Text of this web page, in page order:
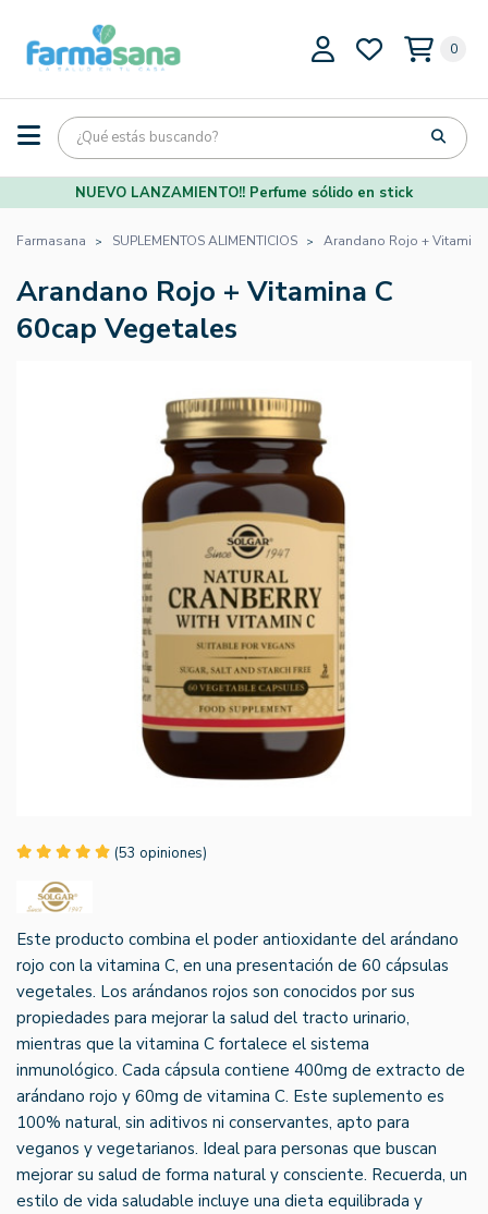
0
NUEVO LANZAMIENTO!! Perfume sólido en stick
Farmasana SUPLEMENTOS ALIMENTICIOS Arandano Rojo +
Arandano Rojo + Vitamina C
60cap Vegetales
(53 opiniones)
Este producto combina el poder antioxidante del arándano
rojo con la vitamina C, en una presentación de 60 cápsulas
vegetales. Los arándanos rojos son conocidos por sus
propiedades para mejorar la salud del tracto urinario,
mientras que la vitamina C fortalece el sistema
inmunológico. Cada cápsula contiene 400mg de extracto de
arándano rojo y 60mg de vitamina C. Este suplemento es
100% natural, sin aditivos ni conservantes, apto para
veganos y vegetarianos. Ideal para personas que buscan
mejorar su salud de forma natural y consciente. Recuerda, un
estilo de vida saludable incluye una dieta equilibrada y